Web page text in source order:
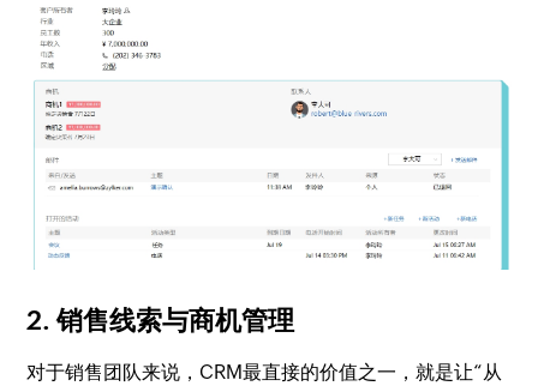
2. 销售线索与商机管理
对于销售团队来说，CRM最直接的价值之一，就是让“从